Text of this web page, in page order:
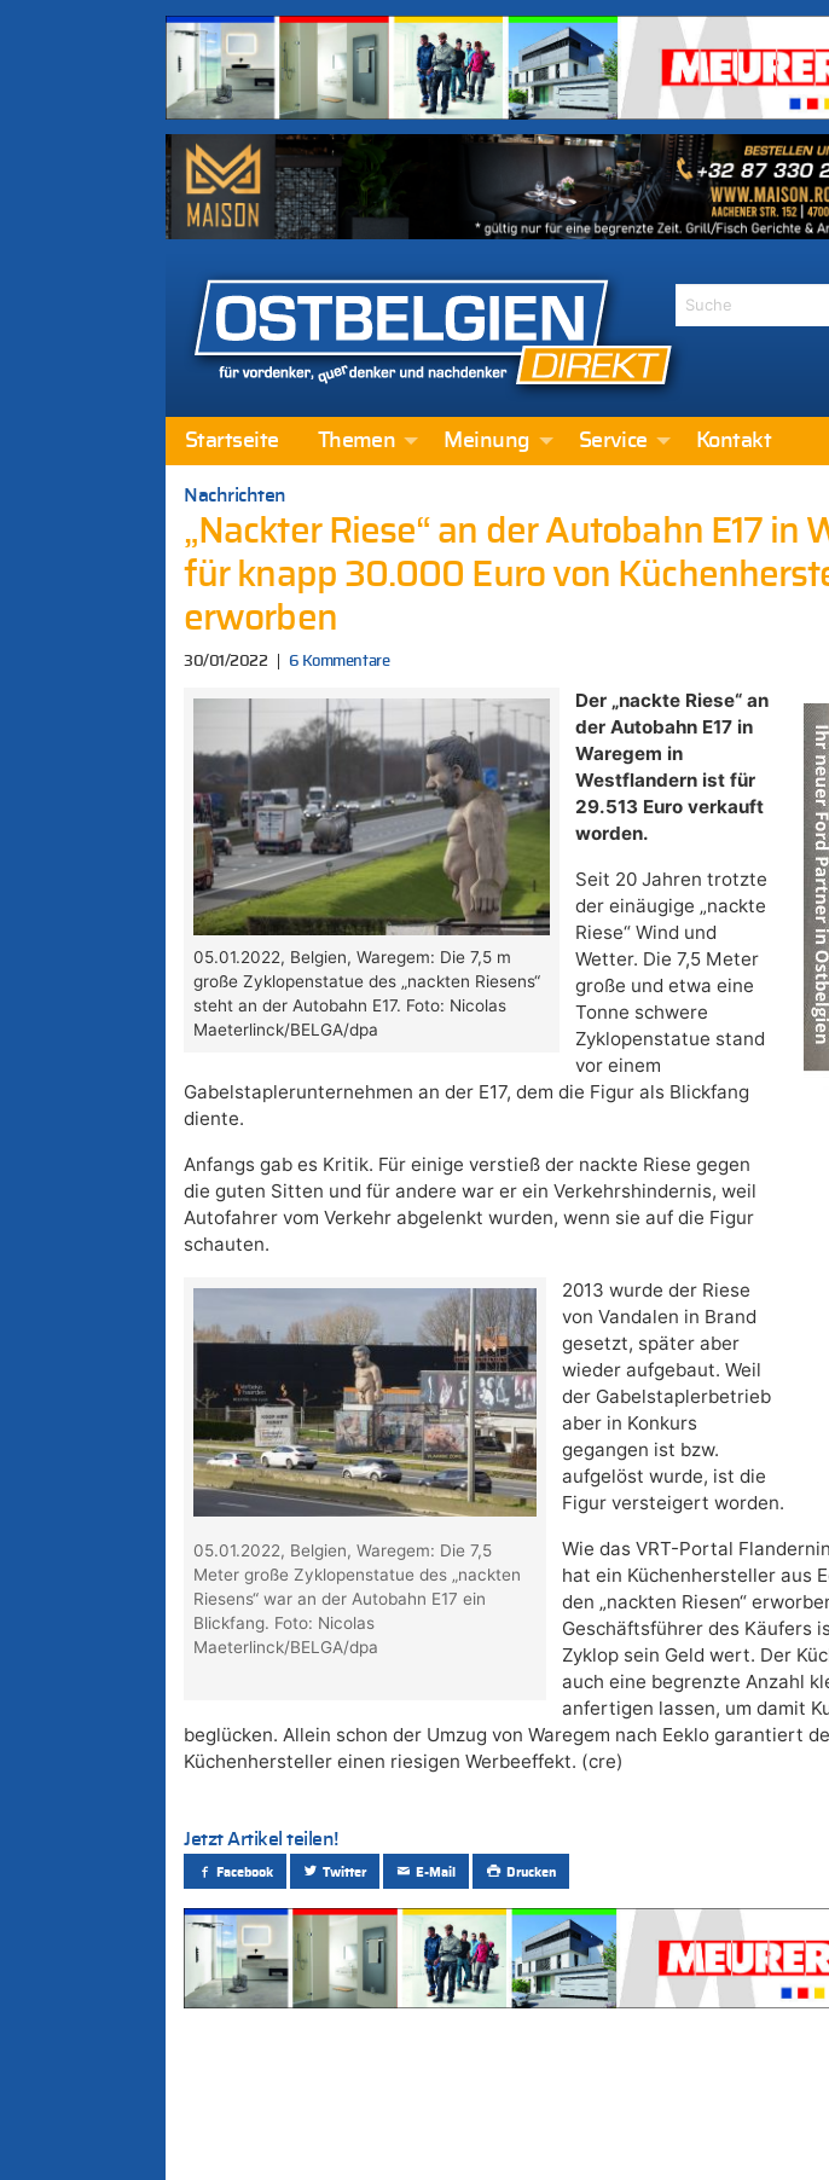
Startseite Themen Meinung Service Kontakt
Nachrichten
„Nackter Riese“ an der Autobahn E17 in
für knapp 30.000 Euro von
erworben
30/01/2022 6 Kommentare
05.01.2022, Belgien, Waregem: Die 7,5 m
große Zyklopenstatue des „nackten Riesens“
steht an der Autobahn E17. Foto: Nicolas
Maeterlinck/BELGA/dpa
Der „nackte Riese“ an
der Autobahn E17 in
Waregem in
Westflandern ist für
29.513 Euro verkauft
worden.
Seit 20 Jahren trotzte
der einäugige „nackte
Riese“ Wind und
Wetter. Die 7,5 Meter
große und etwa eine
Tonne schwere
Zyklopenstatue stand
vor einem
Gabelstaplerunternehmen an der E17, dem die Figur als Blickfang
diente.
Anfangs gab es Kritik. Für einige verstieß der nackte Riese gegen
die guten Sitten und für andere war er ein Verkehrshindernis, weil
Autofahrer vom Verkehr abgelenkt wurden, wenn sie auf die Figur
schauten.
05.01.2022, Belgien, Waregem: Die 7,5
Meter große Zyklopenstatue des „nackten
Riesens“ war an der Autobahn E17 ein
Blickfang. Foto: Nicolas
Maeterlinck/BELGA/dpa
2013 wurde der Riese
von Vandalen in Brand
gesetzt, später aber
wieder aufgebaut. Weil
der Gabelstaplerbetrieb
aber in Konkurs
gegangen ist bzw.
aufgelöst wurde, ist die
Figur versteigert worden.
Wie das VRT-Portal
hat ein Küchenhersteller aus
den „nackten Riesen“
Geschäftsführer des Käufers
Zyklop sein Geld wert. Der
auch eine begrenzte Anzahl
anfertigen lassen, um damit
beglücken. Allein schon der Umzug von Waregem nach Eeklo garantiert
Küchenhersteller einen riesigen Werbeeffekt. (cre)
Jetzt Artikel teilen!
Facebook Twitter E-Mail Drucken